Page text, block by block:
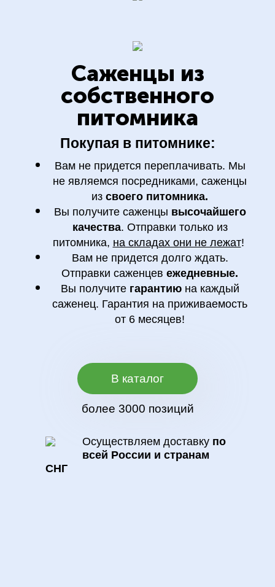
Саженцы из
собственного
питомника
Покупая в питомнике:
Вам не придется переплачивать. Мы
не являемся посредниками, саженцы
из своего питомника.
Вы получите саженцы высочайшего
качества. Отправки только из
питомника, на складах они не лежат!
Вам не придется долго ждать.
Отправки саженцев ежедневные.
Вы получите гарантию на каждый
саженец. Гарантия на приживаемость
от 6 месяцев!
В каталог
более 3000 позиций
Осуществляем доставку по
всей России и странам
СНГ